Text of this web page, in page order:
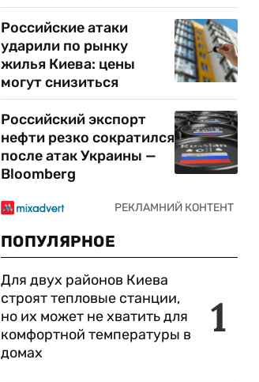
Российские атаки
ударили по рынку
жилья Киева: цены
могут снизиться
Российский экспорт
нефти резко сократился
после атак Украины —
Bloomberg
ПОПУЛЯРНОЕ
1
Для двух районов Киева
строят тепловые станции,
но их может не хватить для
комфортной температуры в
домах